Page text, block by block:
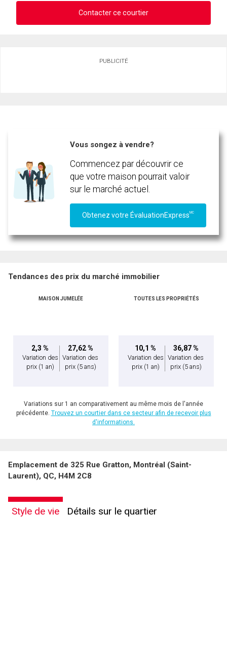
Contacter ce courtier
PUBLICITÉ
Vous songez à vendre?
Commencez par découvrir ce
que votre maison pourrait valoir
sur le marché actuel.
Obtenez votre ÉvaluationExpressMC
Tendances des prix du marché immobilier
MAISON JUMELÉE
2,3 %
Variation des
prix (1 an)
27,62 %
Variation des
prix (5 ans)
TOUTES LES PROPRIÉTÉS
10,1 %
Variation des
prix (1 an)
36,87 %
Variation des
prix (5 ans)
Variations sur 1 an comparativement au même mois de l'année
précédente. Trouvez un courtier dans ce secteur afin de recevoir plus
d'informations.
Emplacement de 325 Rue Gratton, Montréal (Saint-
Laurent), QC, H4M 2C8
Style de vie Détails sur le quartier